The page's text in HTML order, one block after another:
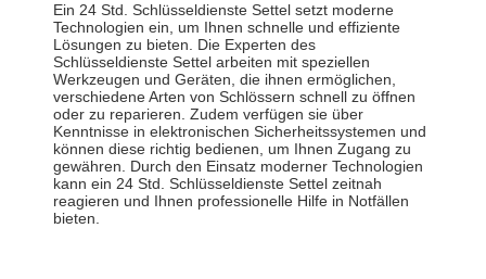
Ein 24 Std. Schlüsseldienste Settel setzt moderne
Technologien ein, um Ihnen schnelle und effiziente
Lösungen zu bieten. Die Experten des
Schlüsseldienste Settel arbeiten mit speziellen
Werkzeugen und Geräten, die ihnen ermöglichen,
verschiedene Arten von Schlössern schnell zu öffnen
oder zu reparieren. Zudem verfügen sie über
Kenntnisse in elektronischen Sicherheitssystemen und
können diese richtig bedienen, um Ihnen Zugang zu
gewähren. Durch den Einsatz moderner Technologien
kann ein 24 Std. Schlüsseldienste Settel zeitnah
reagieren und Ihnen professionelle Hilfe in Notfällen
bieten.